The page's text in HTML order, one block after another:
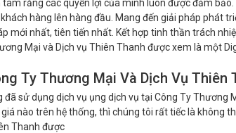
rằng các quyền lợi của mình luôn được đảm
hàng lên hàng đầu. Mang đến giải pháp phát
mới nhất, tiên tiến nhất. Kết hợp tinh thần trách
Mại và Dịch vụ Thiên Thanh được xem là một
Ty Thương Mại Và Dịch Vụ Thiên
sử dụng dịch vụ ụng dịch vụ tại Công Ty Thương
nào trên hệ thống, thì chúng tôi rất tiếc là không
Thanh được